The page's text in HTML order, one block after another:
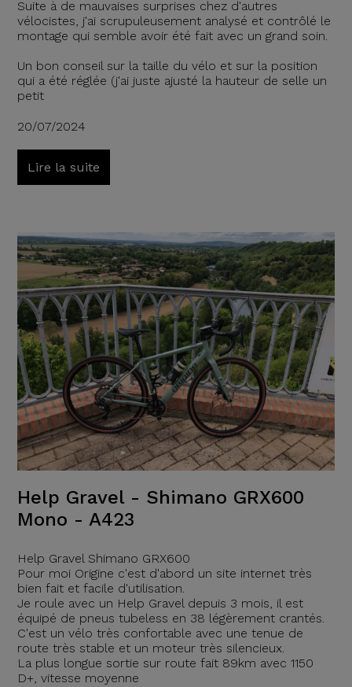
Suite à de mauvaises surprises chez d'autres
vélocistes, j'ai scrupuleusement analysé et contrôlé le
montage qui semble avoir été fait avec un grand soin.
Un bon conseil sur la taille du vélo et sur la position
qui a été réglée (j'ai juste ajusté la hauteur de selle un
petit
20/07/2024
Lire la suite
Help Gravel - Shimano GRX600
Mono - A423
Help Gravel Shimano GRX600
Pour moi Origine c'est d'abord un site internet très
bien fait et facile d'utilisation.
Je roule avec un Help Gravel depuis 3 mois, il est
équipé de pneus tubeless en 38 légèrement crantés.
C'est un vélo très confortable avec une tenue de
route très stable et un moteur très silencieux.
La plus longue sortie sur route fait 89km avec 1150
D+, vitesse moyenne